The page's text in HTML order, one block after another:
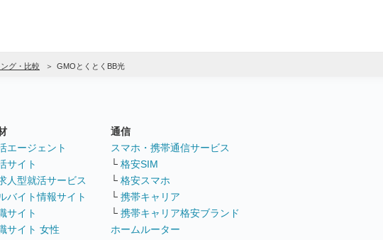
グ・比較 GMOとくとくBB光
エージェント
サイト
人型就活サービス
バイト情報サイト
サイト
サイト 女性
通信
スマホ・携帯通信サービス
└ 格安SIM
└ 格安スマホ
└ 携帯キャリア
└ 携帯キャリア格安ブランド
ホームルーター